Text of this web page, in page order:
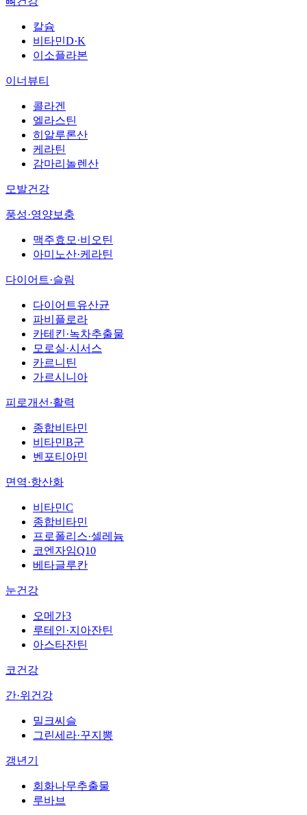
칼슘
비타민D·K
이소플라본
이너뷰티
콜라겐
엘라스틴
히알루론산
케라틴
감마리놀렌산
모발건강
풍성·영양보충
맥주효모·비오틴
아미노산·케라틴
다이어트·슬림
다이어트유산균
파비플로라
카테킨·녹차추출물
모로실·시서스
카르니틴
가르시니아
피로개선·활력
종합비타민
비타민B군
벤포티아민
면역·항산화
비타민C
종합비타민
프로폴리스·셀레늄
코엔자임Q10
베타글루칸
눈건강
오메가3
루테인·지아잔틴
아스타잔틴
코건강
간·위건강
밀크씨슬
그린세라·꾸지뽕
갱년기
회화나무추출물
루바브